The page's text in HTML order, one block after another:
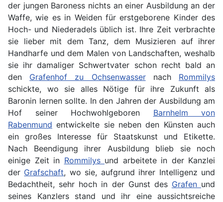
der jungen Baroness nichts an einer Ausbildung an der
Waffe, wie es in Weiden für erstgeborene Kinder des
Hoch- und Niederadels üblich ist. Ihre Zeit verbrachte
sie lieber mit dem Tanz, dem Musizieren auf ihrer
Handharfe und dem Malen von Landschaften, weshalb
sie ihr damaliger Schwertvater schon recht bald an
den Grafenhof zu Ochsenwassernach Rommilys
schickte, wo sie alles Nötige für ihre Zukunft als
Baronin lernen sollte. In den Jahren der Ausbildung am
Hof seiner Hochwohlgeboren Barnhelm von
Rabenmund entwickelte sie neben den Künsten auch
ein großes Interesse für Staatskunst und Etikette.
Nach Beendigung ihrer Ausbildung blieb sie noch
einige Zeit in Rommilys und arbeitete in der Kanzlei
der Grafschaft, wo sie, aufgrund ihrer Intelligenz und
Bedachtheit, sehr hoch in der Gunst des Grafen und
seines Kanzlers stand und ihr eine aussichtsreiche